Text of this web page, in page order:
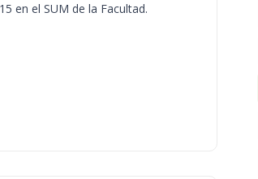
en el SUM de la Facultad.